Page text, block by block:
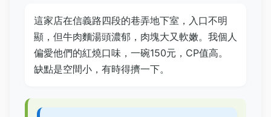
這家店在信義路四段的巷弄地下室，入口不明
顯，但牛肉麵湯頭濃郁，肉塊大又軟嫩。我個人
偏愛他們的紅燒口味，一碗150元，CP值高。
缺點是空間小，有時得擠一下。